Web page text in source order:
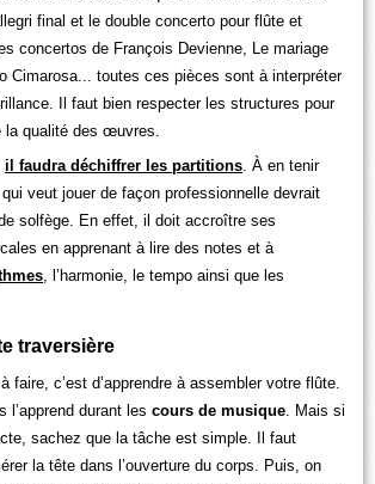
final et le double concerto pour flûte et
concertos de François Devienne, Le mariage
Cimarosa... toutes ces pièces sont à interpréter
Il faut bien respecter les structures pour
la qualité des œuvres.
il faudra déchiffrer les partitions. À en tenir
veut jouer de façon professionnelle devrait
solfège. En effet, il doit accroître ses
en apprenant à lire des notes et à
, l’harmonie, le tempo ainsi que les
traversière
faire, c’est d’apprendre à assembler votre flûte.
l’apprend durant lescours de musique. Mais si
sachez que la tâche est simple. Il faut
la tête dans l’ouverture du corps. Puis, on